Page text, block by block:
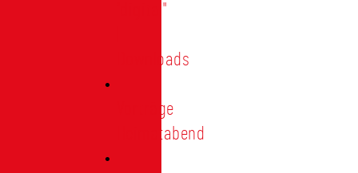
"digital"
Downloads
Vorträge
Heimatabend